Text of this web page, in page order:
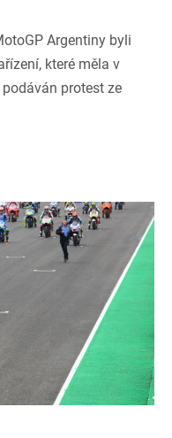
Argentiny byli
které měla v
protest ze